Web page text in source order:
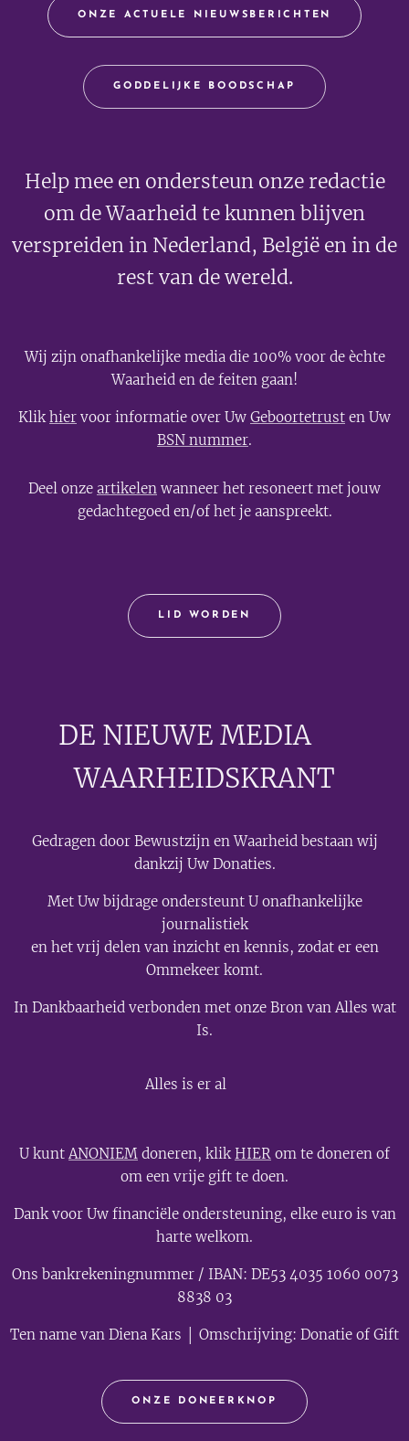
ONZE ACTUELE NIEUWSBERICHTEN
GODDELIJKE BOODSCHAP
Help mee en ondersteun onze redactie
om de Waarheid te kunnen blijven
verspreiden in Nederland, België en in de
rest van de wereld.
Wij zijn onafhankelijke media die 100% voor de èchte
Waarheid en de feiten gaan!
Klikhier voor informatie over Uw Geboortetrust en Uw
BSN nummer.
Deel onze artikelen wanneer het resoneert met jouw
gedachtegoed en/of het je aanspreekt.
LID WORDEN
DE NIEUWE MEDIA🟣
WAARHEIDSKRANT
Gedragen door Bewustzijn en Waarheid bestaan wij
dankzij Uw Donaties.
Met Uw bijdrage ondersteunt U onafhankelijke
journalistiek
en het vrij delen van inzicht en kennis, zodat er een
Ommekeer komt.
In Dankbaarheid verbonden met onze Bron van Alles wat
Is.
Alles is er al
U kuntANONIEM doneren, klikHIER om te doneren of
om een vrije gift te doen.
Dank voor Uw financiële ondersteuning, elke euro is van
harte welkom.
Ons bankrekeningnummer / IBAN: DE53 4035 1060 0073
8838 03
Ten name van Diena Kars │ Omschrijving: Donatie of Gift
ONZE DONEERKNOP